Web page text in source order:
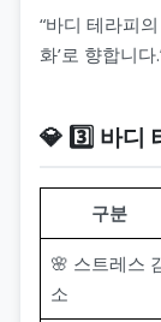
“바디 테라피
화’로 향합니다
💎 3️⃣ 바디
구분
🌸 스트레스
소